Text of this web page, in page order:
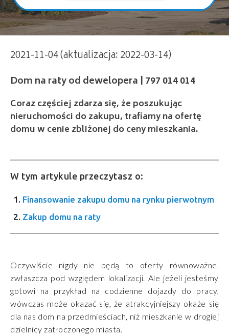
2021-11-04 (aktualizacja: 2022-03-14)
Dom na raty od dewelopera | 797 014 014
Coraz częściej zdarza się, że poszukując
nieruchomości do zakupu, trafiamy na ofertę
domu w cenie zbliżonej do ceny mieszkania.
W tym artykule przeczytasz o:
Finansowanie zakupu domu na rynku pierwotnym
Zakup domu na raty
Oczywiście nigdy nie będą to oferty równoważne,
zwłaszcza pod względem lokalizacji. Ale jeżeli jesteśmy
gotowi na przykład na codzienne dojazdy do pracy,
wówczas może okazać się, że atrakcyjniejszy okaże się
dla nas dom na przedmieściach, niż mieszkanie w drogiej
dzielnicy zatłoczonego miasta.